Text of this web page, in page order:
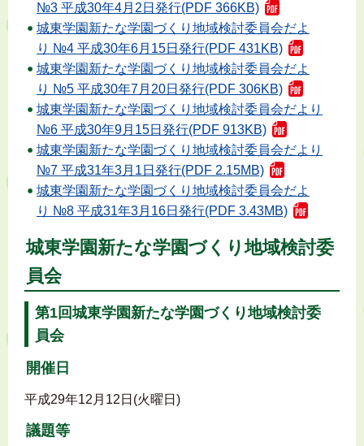
№3 平成30年4月2日発行(PDF 366KB)
城東学園新たな学園づくり地域検討委員会だよ
り №4 平成30年6月15日発行(PDF 431KB)
城東学園新たな学園づくり地域検討委員会だよ
り №5 平成30年7月20日発行(PDF 306KB)
城東学園新たな学園づくり地域検討委員会だより
№6 平成30年9月15日発行(PDF 913KB)
城東学園新たな学園づくり地域検討委員会だより
№7 平成31年3月1日発行(PDF 2.15MB)
城東学園新たな学園づくり地域検討委員会だよ
り №8 平成31年3月16日発行(PDF 3.43MB)
城東学園新たな学園づくり地域検討委
員会
第1回城東学園新たな学園づくり地域検討委
員会
開催日
平成29年12月12日(火曜日)
議題等